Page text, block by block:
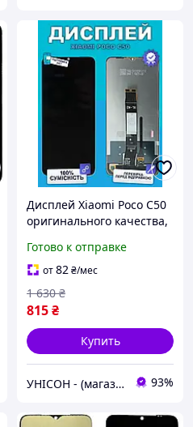
Дисплей Xiaomi Poco C50
оригинального качества,
Ксиоми Поко С50
Готово к отправке
от82₴/мес
815₴
1 630 ₴
Купить
УНІСОН - (магазин запчастин для телефонів) 93%